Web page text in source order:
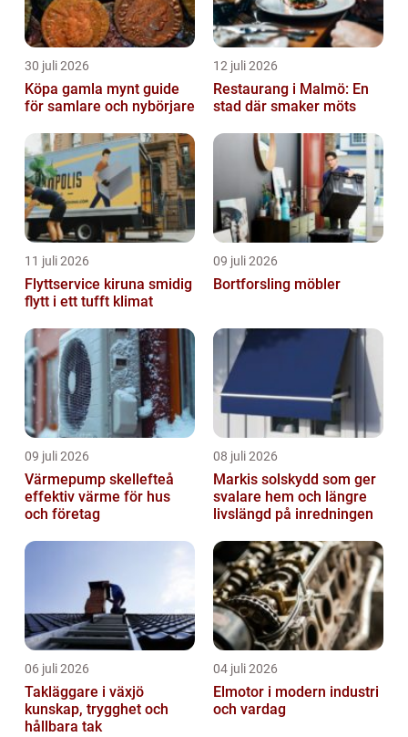
30 juli 2026
Köpa gamla mynt guide
för samlare och nybörjare
12 juli 2026
Restaurang i Malmö: En
stad där smaker möts
11 juli 2026
Flyttservice kiruna smidig
flytt i ett tufft klimat
09 juli 2026
Bortforsling möbler
09 juli 2026
Värmepump skellefteå
effektiv värme för hus
och företag
08 juli 2026
Markis solskydd som ger
svalare hem och längre
livslängd på inredningen
06 juli 2026
Takläggare i växjö
kunskap, trygghet och
hållbara tak
04 juli 2026
Elmotor i modern industri
och vardag